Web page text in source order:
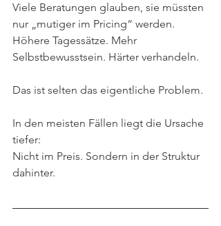
Viele Beratungen glauben, sie müssten
nur „mutiger im Pricing“ werden.
Höhere Tagessätze. Mehr
Selbstbewusstsein. Härter verhandeln.
Das ist selten das eigentliche Problem.
In den meisten Fällen liegt die Ursache
tiefer:
Nicht im Preis. Sondern in der Struktur
dahinter.